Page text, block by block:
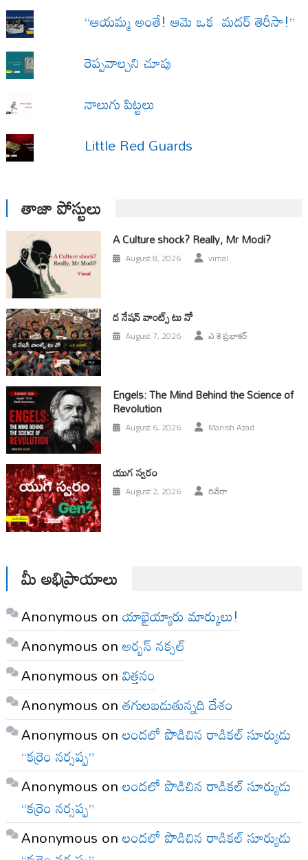
“ఆయమ్మ అంతే! ఆమె ఒక మదర్ తెరీసా!”
రెప్పవాల్చని చూపు
నాలుగు పిట్టలు
Little Red Guards
తాజా పోస్టులు
A Culture shock? Really, Mr Modi?
August 8, 2026 vimal
ద నేషన్ వాంట్స్ టు నో
August 7, 2026 ఎ కె ప్రభాకర్
Engels: The Mind Behind the Science of
Revolution
August 6, 2026 Manish Azad
యుగ స్వ‌రం
August 2, 2026 రివేరా
మీ అభిప్రాయాలు
Anonymous onయాభైయ్యారు మార్కులు!
Anonymous onఅర్బన్ నక్సల్
Anonymous onవిత్తనం
Anonymous onతగులబడుతున్నది దేశం
Anonymous onలందలో పొడిచిన రాడికల్ సూర్యుడు
“కర్రెం నర్సప్ప”
Anonymous onలందలో పొడిచిన రాడికల్ సూర్యుడు
“కర్రెం నర్సప్ప”
Anonymous onలందలో పొడిచిన రాడికల్ సూర్యుడు